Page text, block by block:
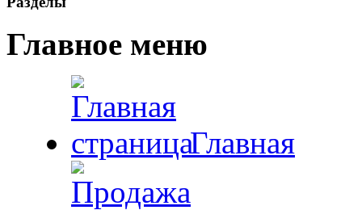
Главное меню
Главная